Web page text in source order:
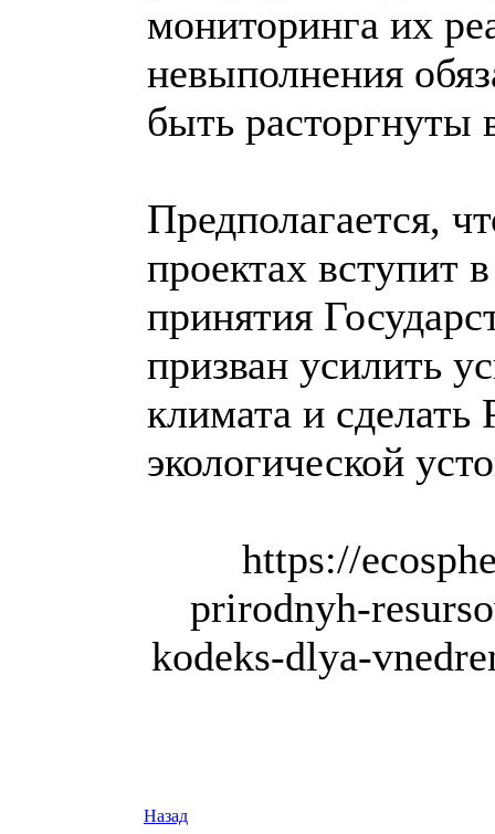
мониторинга их
невыполнения
быть расторгнуты
Предполагается,
проектах вступит
принятия
призван усилить
климата и
экологической
https://
prirodnyh-
kodeks-dlya-
Назад